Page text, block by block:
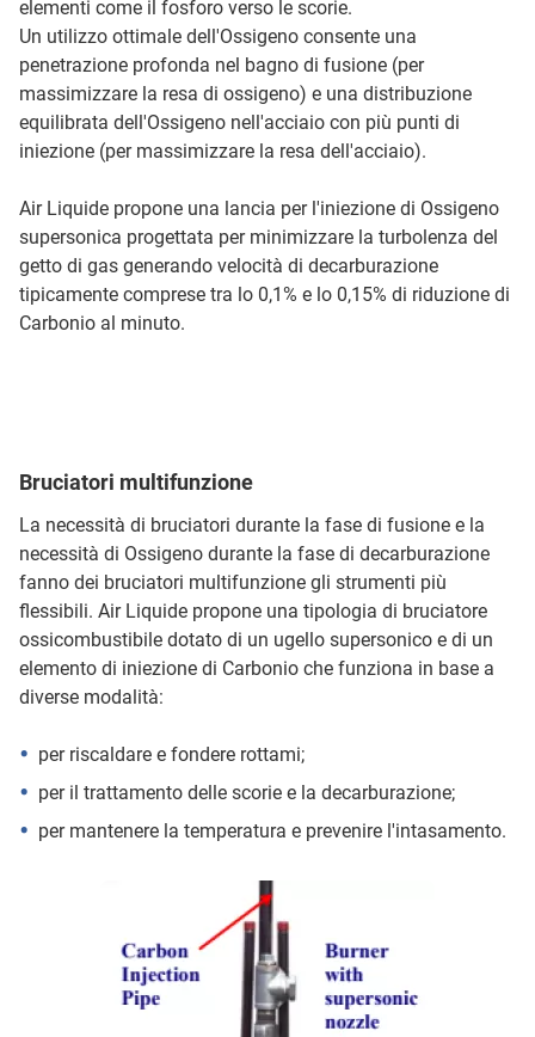
elementi come il fosforo verso le scorie.
Un utilizzo ottimale dell'Ossigeno consente una
penetrazione profonda nel bagno di fusione (per
massimizzare la resa di ossigeno) e una distribuzione
equilibrata dell'Ossigeno nell'acciaio con più punti di
iniezione (per massimizzare la resa dell'acciaio).
Air Liquide propone una lancia per l'iniezione di Ossigeno
supersonica progettata per minimizzare la turbolenza del
getto di gas generando velocità di decarburazione
tipicamente comprese tra lo 0,1% e lo 0,15% di riduzione di
Carbonio al minuto.
Bruciatori multifunzione
La necessità di bruciatori durante la fase di fusione e la
necessità di Ossigeno durante la fase di decarburazione
fanno dei bruciatori multifunzione gli strumenti più
flessibili. Air Liquide propone una tipologia di bruciatore
ossicombustibile dotato di un ugello supersonico e di un
elemento di iniezione di Carbonio che funziona in base a
diverse modalità:
per riscaldare e fondere rottami;
per il trattamento delle scorie e la decarburazione;
per mantenere la temperatura e prevenire l'intasamento.